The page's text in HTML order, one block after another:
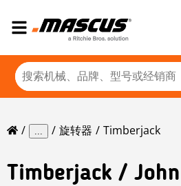
... 旋转器 Timberjack
Timberjack /